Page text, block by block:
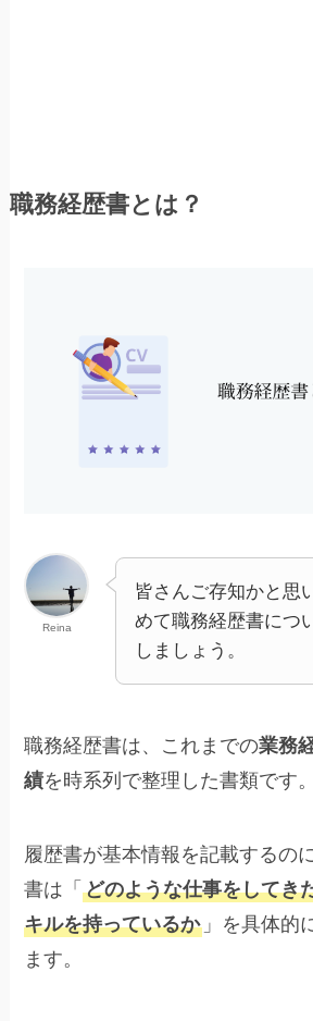
職務経歴書とは？
Reina
皆さんご存知かと思
めて職務経歴書につ
しましょう。
職務経歴書は、これまでの業務
績を時系列で整理した書類です。
履歴書が基本情報を記載するの
書は「どのような仕事をしてき
キルを持っているか 」を具体的
ます。